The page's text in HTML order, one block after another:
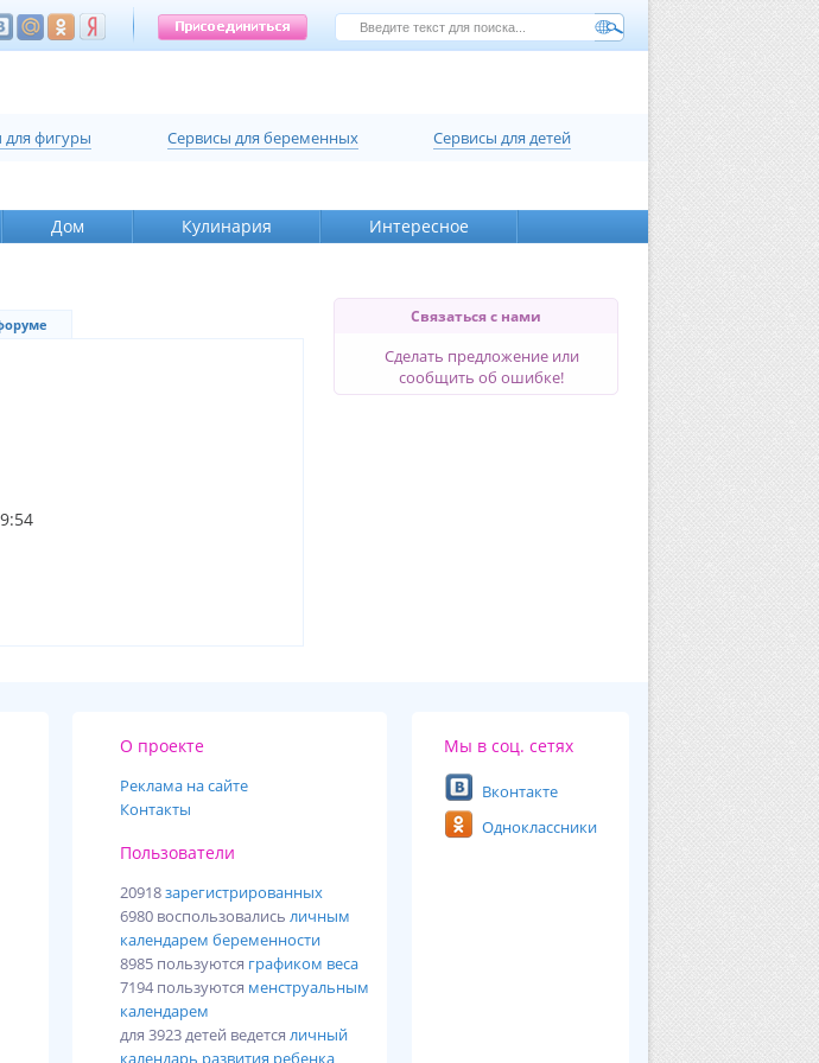
для фигуры Cервисы для беременных Сервисы для детей
Дом Кулинария Интересное
Связаться с нами
Сделать предложение или
сообщить об ошибке!
О проекте
Реклама на сайте
Контакты
Пользователи
20918зарегистрированных
6980 воспользовалисьличным
календарем беременности
8985 пользуются графиком веса
7194 пользуются менструальным
календарем
для 3923 детей ведетсяличный
календарь развития ребенка
Мы в соц. сетях
Вконтакте
Одноклассники